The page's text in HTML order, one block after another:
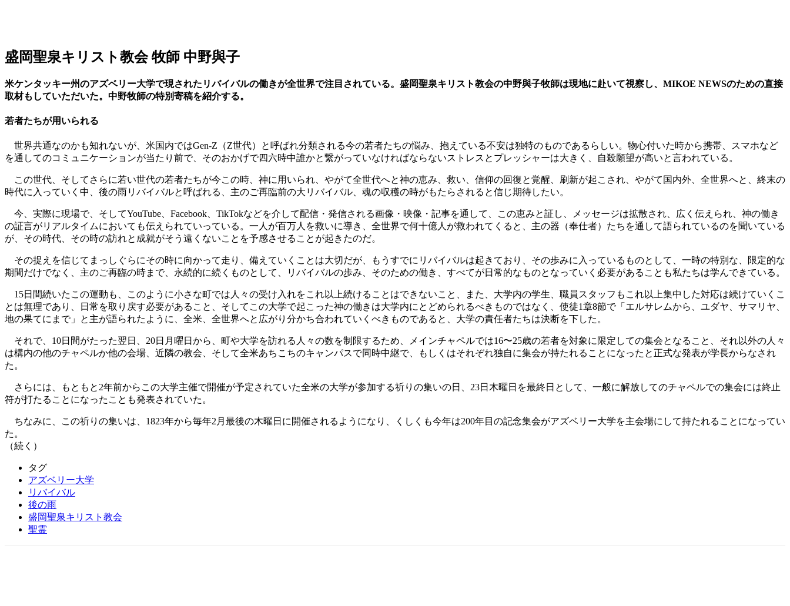
盛岡聖泉キリスト教会 牧師 中野與子
米ケンタッキー州のアズベリー大学で現されたリバイバルの働きが全世界で注目されている。盛岡聖泉キリスト教会の中野與子牧師は現地に赴いて視察し、MIKOE NEWSのための直接
取材もしていただいた。中野牧師の特別寄稿を紹介する。
若者たちが用いられる
世界共通なのかも知れないが、米国内ではGen-Z（Z世代）と呼ばれ分類される今の若者たちの悩み、抱えている不安は独特のものであるらしい。物心付いた時から携帯、スマホなど
を通してのコミュニケーションが当たり前で、そのおかげで四六時中誰かと繋がっていなければならないストレスとプレッシャーは大きく、自殺願望が高いと言われている。
この世代、そしてさらに若い世代の若者たちが今この時、神に用いられ、やがて全世代へと神の恵み、救い、信仰の回復と覚醒、刷新が起こされ、やがて国内外、全世界へと、終末の
時代に入っていく中、後の雨リバイバルと呼ばれる、主のご再臨前の大リバイバル、魂の収穫の時がもたらされると信じ期待したい。
今、実際に現場で、そしてYouTube、Facebook、TikTokなどを介して配信・発信される画像・映像・記事を通して、この恵みと証し、メッセージは拡散され、広く伝えられ、神の働き
の証言がリアルタイムにおいても伝えられていっている。一人が百万人を救いに導き、全世界で何十億人が救われてくると、主の器（奉仕者）たちを通して語られているのを聞いている
が、その時代、その時の訪れと成就がそう遠くないことを予感させることが起きたのだ。
その捉えを信じてまっしぐらにその時に向かって走り、備えていくことは大切だが、もうすでにリバイバルは起きており、その歩みに入っているものとして、一時の特別な、限定的な
期間だけでなく、主のご再臨の時まで、永続的に続くものとして、リバイバルの歩み、そのための働き、すべてが日常的なものとなっていく必要があることも私たちは学んできている。
15日間続いたこの運動も、このように小さな町では人々の受け入れをこれ以上続けることはできないこと、また、大学内の学生、職員スタッフもこれ以上集中した対応は続けていくこ
とは無理であり、日常を取り戻す必要があること、そしてこの大学で起こった神の働きは大学内にとどめられるべきものではなく、使徒1章8節で「エルサレムから、ユダヤ、サマリヤ、
地の果てにまで」と主が語られたように、全米、全世界へと広がり分かち合われていくべきものであると、大学の責任者たちは決断を下した。
それで、10日間がたった翌日、20日月曜日から、町や大学を訪れる人々の数を制限するため、メインチャペルでは16〜25歳の若者を対象に限定しての集会となること、それ以外の人々
は構内の他のチャペルか他の会場、近隣の教会、そして全米あちこちのキャンパスで同時中継で、もしくはそれぞれ独自に集会が持たれることになったと正式な発表が学長からなされ
た。
さらには、もともと2年前からこの大学主催で開催が予定されていた全米の大学が参加する祈りの集いの日、23日木曜日を最終日として、一般に解放してのチャペルでの集会には終止
符が打たることになったことも発表されていた。
ちなみに、この祈りの集いは、1823年から毎年2月最後の木曜日に開催されるようになり、くしくも今年は200年目の記念集会がアズベリー大学を主会場にして持たれることになってい
た。
（続く）
タグ
アズベリー大学
リバイバル
後の雨
盛岡聖泉キリスト教会
聖霊